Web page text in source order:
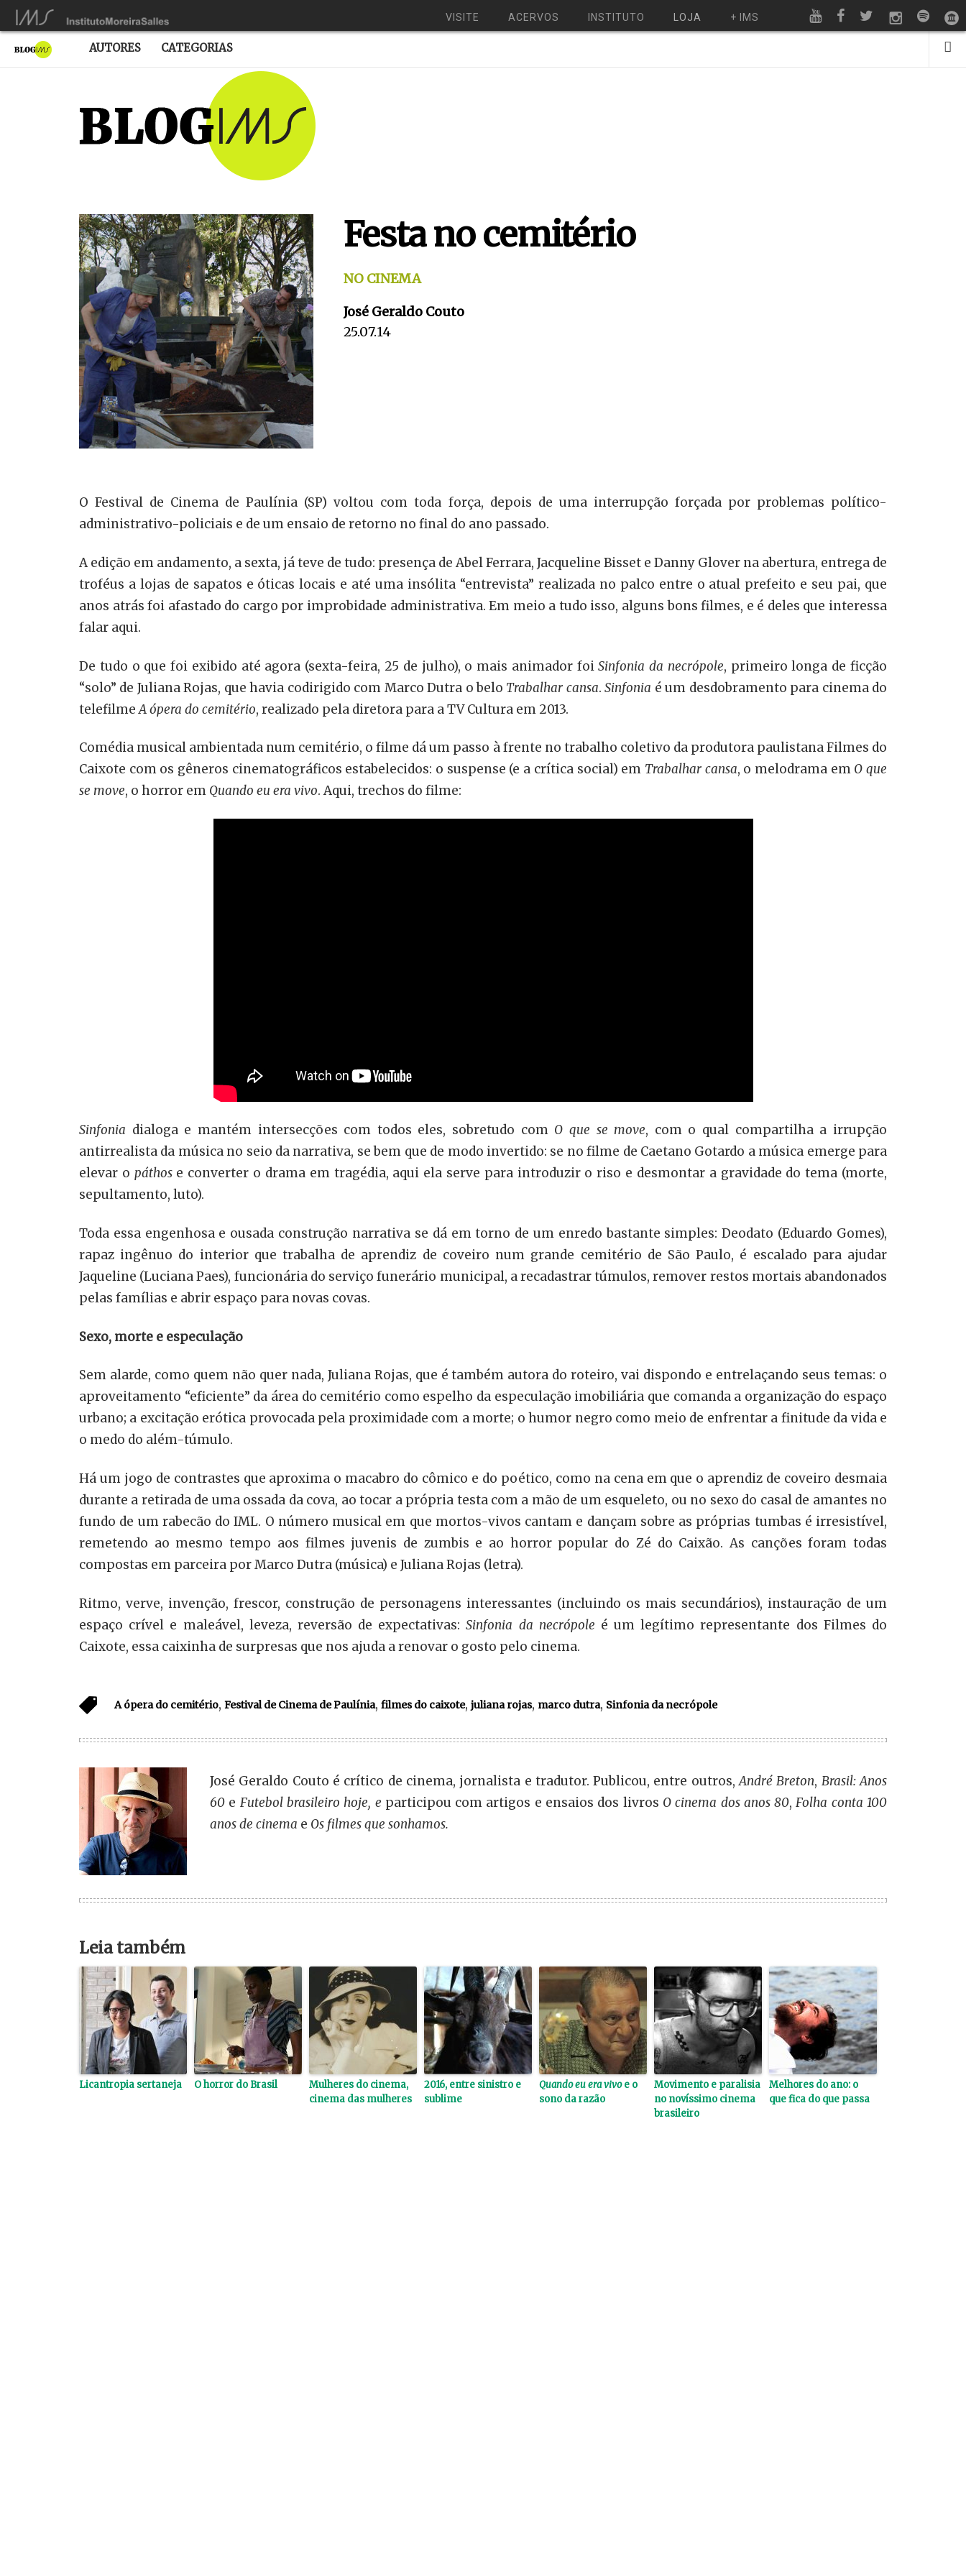
VISITE ACERVOS INSTITUTO LOJA + IMS
AUTORES CATEGORIAS
Festa no cemitério
NO CINEMA
José Geraldo Couto
25.07.14
O Festival de Cinema de Paulínia (SP) voltou com toda força, depois de uma interrupção forçada por problemas político-
administrativo-policiais e de um ensaio de retorno no final do ano passado.
A edição em andamento, a sexta, já teve de tudo: presença de Abel Ferrara, Jacqueline Bisset e Danny Glover na abertura, entrega de
troféus a lojas de sapatos e óticas locais e até uma insólita “entrevista” realizada no palco entre o atual prefeito e seu pai, que
anos atrás foi afastado do cargo por improbidade administrativa. Em meio a tudo isso, alguns bons filmes, e é deles que interessa
falar aqui.
De tudo o que foi exibido até agora (sexta-feira, 25 de julho), o mais animador foiSinfonia da necrópole, primeiro longa de ficção
“solo” de Juliana Rojas, que havia codirigido com Marco Dutra o belo Trabalhar cansa.Sinfonia é um desdobramento para cinema do
telefilmeA ópera do cemitério, realizado pela diretora para a TV Cultura em 2013.
Comédia musical ambientada num cemitério, o filme dá um passo à frente no trabalho coletivo da produtora paulistana Filmes do
Caixote com os gêneros cinematográficos estabelecidos: o suspense (e a crítica social) em Trabalhar cansa, o melodrama em O que
se move, o horror em Quando eu era vivo. Aqui, trechos do filme:
Sinfonia dialoga e mantém intersecções com todos eles, sobretudo com O que se move, com o qual compartilha a irrupção
antirrealista da música no seio da narrativa, se bem que de modo invertido: se no filme de Caetano Gotardo a música emerge para
elevar o páthos e converter o drama em tragédia, aqui ela serve para introduzir o riso e desmontar a gravidade do tema (morte,
sepultamento, luto).
Toda essa engenhosa e ousada construção narrativa se dá em torno de um enredo bastante simples: Deodato (Eduardo Gomes),
rapaz ingênuo do interior que trabalha de aprendiz de coveiro num grande cemitério de São Paulo, é escalado para ajudar
Jaqueline (Luciana Paes), funcionária do serviço funerário municipal, a recadastrar túmulos, remover restos mortais abandonados
pelas famílias e abrir espaço para novas covas.
Sexo, morte e especulação
Sem alarde, como quem não quer nada, Juliana Rojas, que é também autora do roteiro, vai dispondo e entrelaçando seus temas: o
aproveitamento “eficiente” da área do cemitério como espelho da especulação imobiliária que comanda a organização do espaço
urbano; a excitação erótica provocada pela proximidade com a morte; o humor negro como meio de enfrentar a finitude da vida e
o medo do além-túmulo.
Há um jogo de contrastes que aproxima o macabro do cômico e do poético, como na cena em que o aprendiz de coveiro desmaia
durante a retirada de uma ossada da cova, ao tocar a própria testa com a mão de um esqueleto, ou no sexo do casal de amantes no
fundo de um rabecão do IML. O número musical em que mortos-vivos cantam e dançam sobre as próprias tumbas é irresistível,
remetendo ao mesmo tempo aos filmes juvenis de zumbis e ao horror popular do Zé do Caixão. As canções foram todas
compostas em parceira por Marco Dutra (música) e Juliana Rojas (letra).
Ritmo, verve, invenção, frescor, construção de personagens interessantes (incluindo os mais secundários), instauração de um
espaço crível e maleável, leveza, reversão de expectativas:Sinfonia da necrópole é um legítimo representante dos Filmes do
Caixote, essa caixinha de surpresas que nos ajuda a renovar o gosto pelo cinema.
A ópera do cemitério, Festival de Cinema de Paulínia, filmes do caixote, juliana rojas, marco dutra, Sinfonia da necrópole
José Geraldo Couto é crítico de cinema, jornalista e tradutor. Publicou, entre outros,André Breton, Brasil: Anos
60 e Futebol brasileiro hoje, e participou com artigos e ensaios dos livros O cinema dos anos 80,Folha conta 100
anos de cinema e Os filmes que sonhamos.
Leia também
Licantropia sertaneja O horror do Brasil
Mulheres do cinema,
cinema das mulheres
2016, entre sinistro e
sublime
Quando eu era vivoe o
sono da razão
Movimento e paralisia
no novíssimo cinema
brasileiro
Melhores do ano: o
que fica do que passa